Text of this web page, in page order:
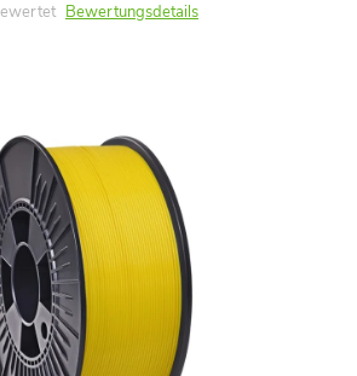
Bewertungsdetails